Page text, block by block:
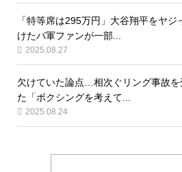
「特等席は295万円」大谷翔平をヤジ
けたパ軍ファンが一部...
2025.08.27
欠けていた論点…相次ぐリング事故を
た「ボクシングを考えて...
2025.08.24